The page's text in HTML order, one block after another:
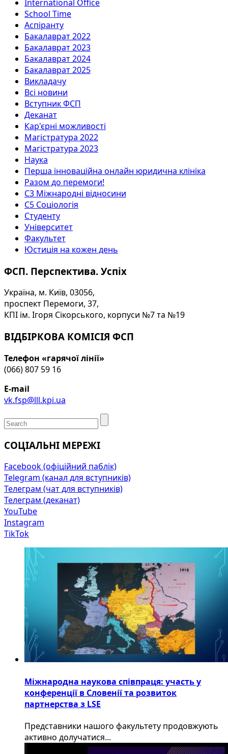
International Office
School Time
Аспіранту
Бакалаврат 2022
Бакалаврат 2023
Бакалаврат 2024
Бакалаврат 2025
Викладачу
Всі новини
Вступник ФСП
Деканат
Кар'єрні можливості
Магістратура 2022
Магістратура 2023
Наука
Перша інноваційна онлайн юридична клініка
Разом до перемоги!
С3 Міжнародні відносини
С5 Соціологія
Студенту
Університет
Факультет
Юстиція на кожен день
ФСП. Перспектива. Успіх
Україна, м. Київ, 03056,
проспект Перемоги, 37,
КПІ ім. Ігоря Сікорського, корпуси №7 та №19
ВІДБІРКОВА КОМІСІЯ ФСП
Телефон «гарячої лінії»
(066) 807 59 16
E-mail
vk.fsp@lll.kpi.ua
СОЦІАЛЬНІ МЕРЕЖІ
Facebook (офіційний паблік)
Telegram (канал для вступників)
Телеграм (чат для вступників)
Телеграм (деканат)
YouTube
Instagram
TikTok
Міжнародна наукова співпраця: участь у
конференції в Словенії та розвиток
партнерства з LSE
​Представники нашого факультету продовжують
активно долучатися...